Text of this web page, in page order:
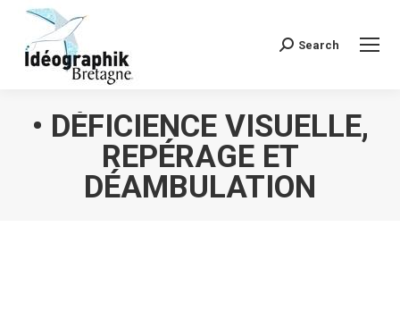
Recherche
Search
• DÉFICIENCE VISUELLE,
REPÉRAGE ET
DÉAMBULATION